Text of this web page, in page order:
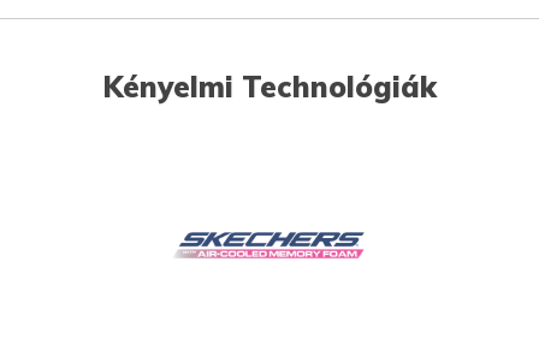
Kényelmi Technológiák